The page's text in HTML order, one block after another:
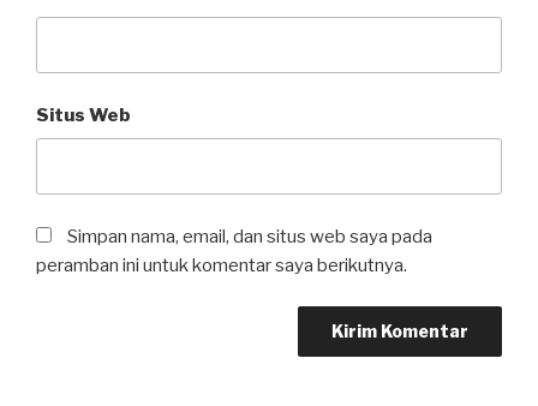
Situs Web
Simpan nama, email, dan situs web saya pada
peramban ini untuk komentar saya berikutnya.